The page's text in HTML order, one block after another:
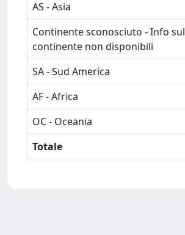
AS - Asia
Continente sconosciuto - Info sul
continente non disponibili
SA - Sud America
AF - Africa
OC - Oceania
Totale